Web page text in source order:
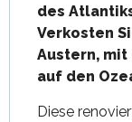
des
Verkosten
Austern,
auf den
Diese